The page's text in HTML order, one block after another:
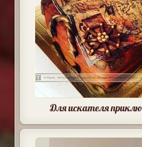
Для искателя